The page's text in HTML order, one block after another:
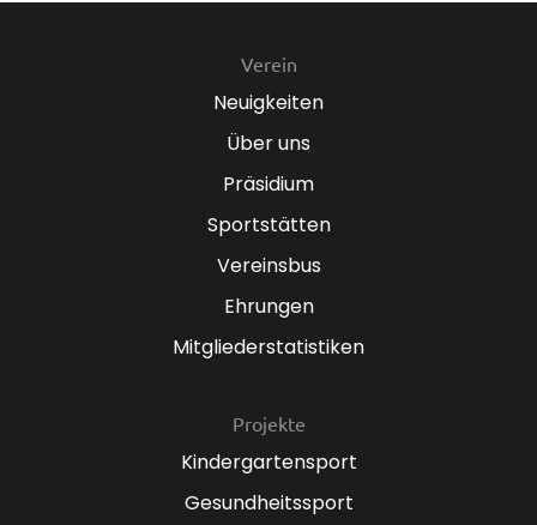
Verein
Neuigkeiten
Über uns
Präsidium
Sportstätten
Vereinsbus
Ehrungen
Mitgliederstatistiken
Projekte
Kindergartensport
Gesundheitssport